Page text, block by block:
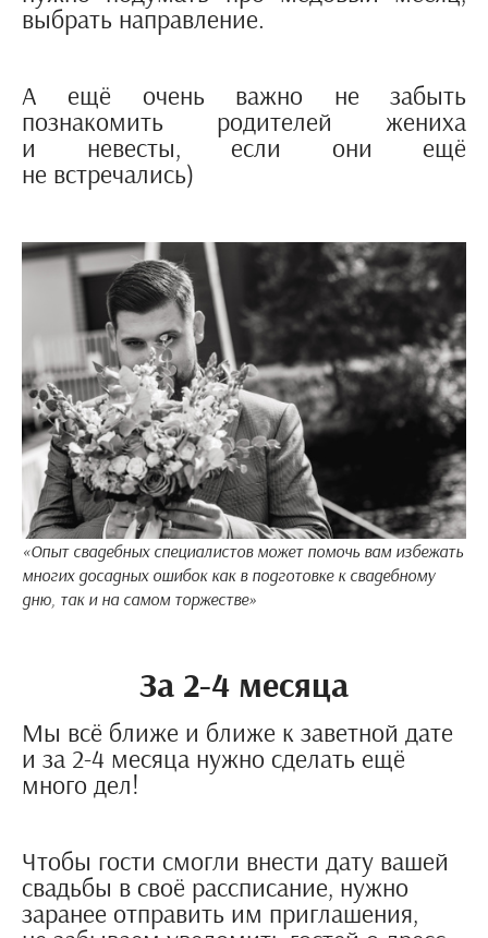
выбрать направление.
А ещё очень важно не забыть
познакомить родителей жениха
и невесты, если они ещё
не встречались)
«Опыт свадебных специалистов может помочь вам избежать
многих досадных ошибок как в подготовке к свадебному
дню, так и на самом торжестве»
За 2-4 месяца
Мы всё ближе и ближе к заветной дате
и за 2-4 месяца нужно сделать ещё
много дел!
Чтобы гости смогли внести дату вашей
свадьбы в своё рассписание, нужно
заранее отправить им приглашения,